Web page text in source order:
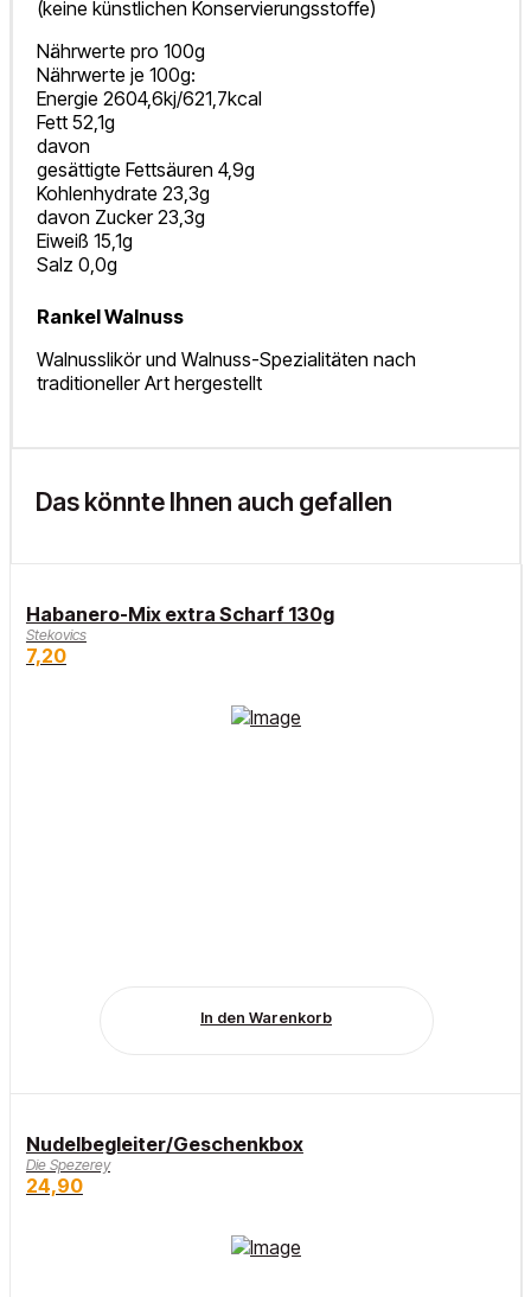
(keine künstlichen Konservierungsstoffe)
Nährwerte pro 100g
Nährwerte je 100g:
Energie 2604,6kj/621,7kcal
Fett 52,1g
davon
gesättigte Fettsäuren 4,9g
Kohlenhydrate 23,3g
davon Zucker 23,3g
Eiweiß 15,1g
Salz 0,0g
Rankel Walnuss
Walnusslikör und Walnuss-Spezialitäten nach
traditioneller Art hergestellt
Das könnte Ihnen auch gefallen
Habanero-Mix extra Scharf 130g
Stekovics
7,20
In den Warenkorb
Nudelbegleiter/Geschenkbox
Die Spezerey
24,90